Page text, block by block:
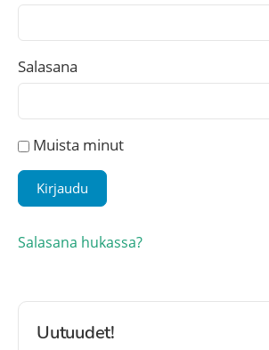
Salasana
Muista minut
Salasana hukassa?
Uutuudet!